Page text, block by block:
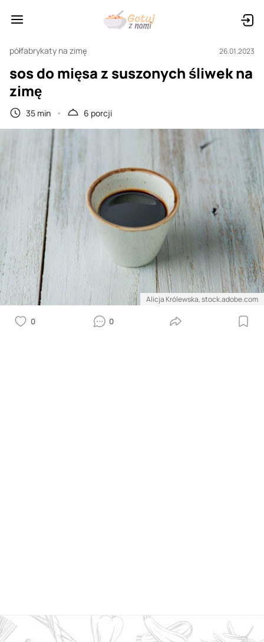
półfabrykaty na zimę 26.01.2023
sos do mięsa z suszonych śliwek na
zimę
35 min 6 porcji
Alicja Królewska, stock.adobe.com
0 0